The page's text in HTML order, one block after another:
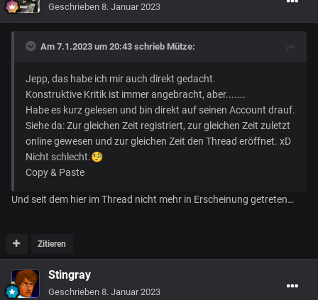
Geschrieben 8. Januar 2023
Am 7.1.2023 um 20:43 schrieb Mütze:
Jepp, das habe ich mir auch direkt gedacht.
Konstruktive Kritik ist immer angebracht, aber.......
Habe es kurz gelesen und bin direkt auf seinen Account drauf.
Siehe da: Zur gleichen Zeit registriert, zur gleichen Zeit zuletzt
online gewesen und zur gleichen Zeit den Thread eröffnet. xD
Nicht schlecht.🧐
Copy & Paste
Und seit dem hier im Thread nicht mehr in Erscheinung getreten…
Zitieren
Stingray
Geschrieben 8. Januar 2023